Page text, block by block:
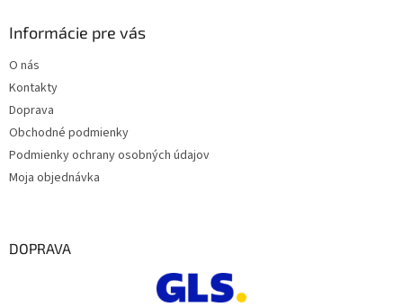
Informácie pre vás
O nás
Kontakty
Doprava
Obchodné podmienky
Podmienky ochrany osobných údajov
Moja objednávka
DOPRAVA